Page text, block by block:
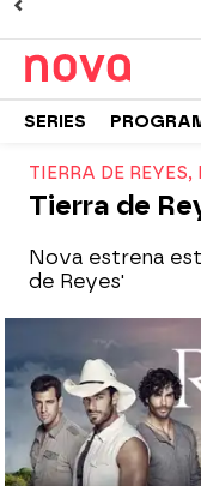
SERIES
TIERRA DE
Tierra de
Nova estrena
de Reyes'